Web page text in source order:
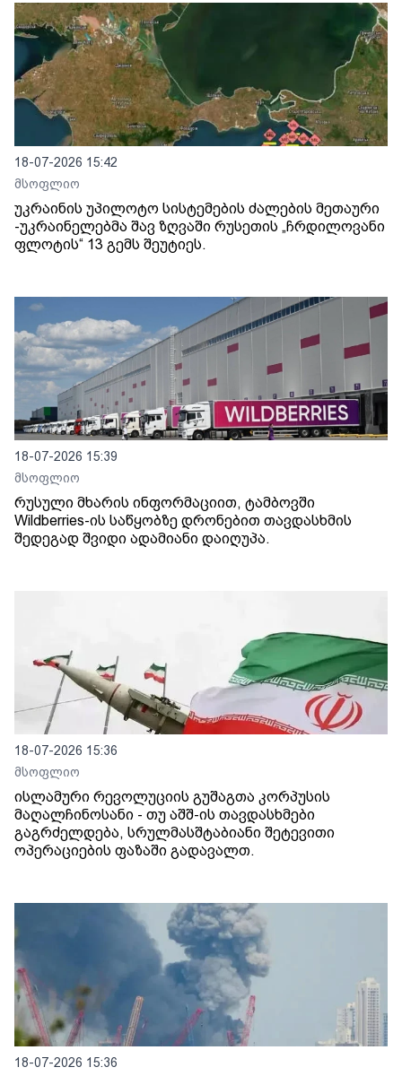
18-07-2026 15:42
მსოფლიო
უკრაინის უპილოტო სისტემების ძალების მეთაური
-უკრაინელებმა შავ ზღვაში რუსეთის „ჩრდილოვანი
ფლოტის“ 13 გემს შეუტიეს.
18-07-2026 15:39
მსოფლიო
რუსული მხარის ინფორმაციით, ტამბოვში
Wildberries-ის საწყობზე დრონებით თავდასხმის
შედეგად შვიდი ადამიანი დაიღუპა.
18-07-2026 15:36
მსოფლიო
ისლამური რევოლუციის გუშაგთა კორპუსის
მაღალჩინოსანი - თუ აშშ-ის თავდასხმები
გაგრძელდება, სრულმასშტაბიანი შეტევითი
ოპერაციების ფაზაში გადავალთ.
18-07-2026 15:36